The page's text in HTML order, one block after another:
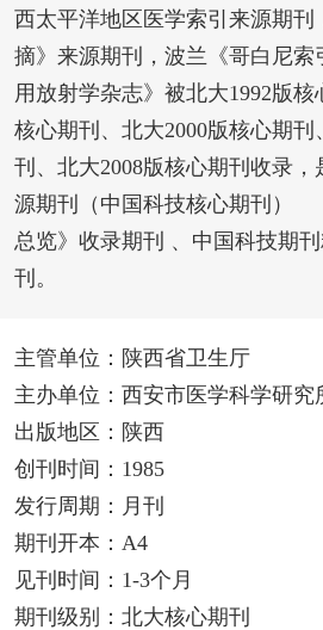
西太平洋地区医学索引来源期刊
摘》来源期刊，波兰《哥白尼索
用放射学杂志》被北大1992版核
核心期刊、北大2000版核心期刊
刊、北大2008版核心期刊收录
源期刊（中国科技核心期刊）
总览》收录期刊 、中国科技期
刊。
主管单位：陕西省卫生厅
主办单位：西安市医学科学研究
出版地区：陕西
创刊时间：1985
发行周期：月刊
期刊开本：A4
见刊时间：1-3个月
期刊级别：北大核心期刊